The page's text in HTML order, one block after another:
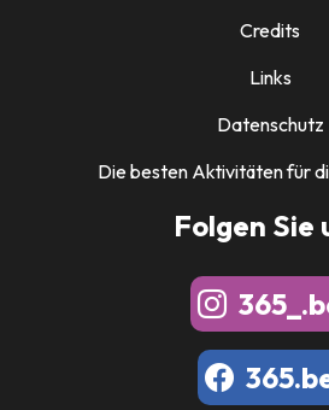
Credits
Links
Datenschutz
Die besten Aktivitäten für
Folgen Sie